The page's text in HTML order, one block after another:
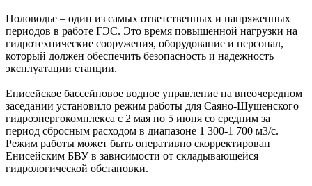
Половодье – один из самых ответственных и напряженных
периодов в работе ГЭС. Это время повышенной нагрузки на
гидротехнические сооружения, оборудование и персонал,
который должен обеспечить безопасность и надежность
эксплуатации станции.
Енисейское бассейновое водное управление на внеочередном
заседании установило режим работы для Саяно-Шушенского
гидроэнергокомплекса с 2 мая по 5 июня со средним за
период сбросным расходом в диапазоне 1 300-1 700 м3/с.
Режим работы может быть оперативно скорректирован
Енисейским БВУ в зависимости от складывающейся
гидрологической обстановки.